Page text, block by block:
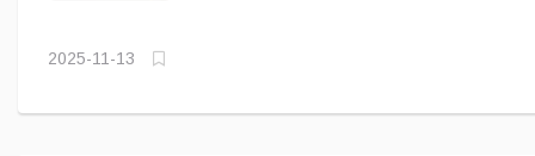
2025-11-13